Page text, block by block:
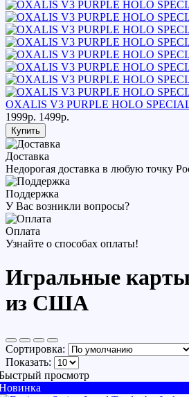
OXALIS V3 PURPLE HOLO
1999р. 1499р.
Купить
Доставка
Недорогая доставка в любую точку
Поддержка
У Вас возникли вопросы?
Оплата
Узнайте о способах оплаты!
Игральные карты
из США
Сортировка:
Показать:
просмотр